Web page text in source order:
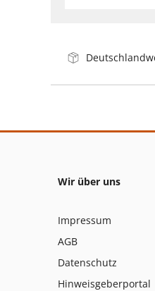
Wir über uns
Impressum
AGB
Datenschutz
Hinweisgeberportal